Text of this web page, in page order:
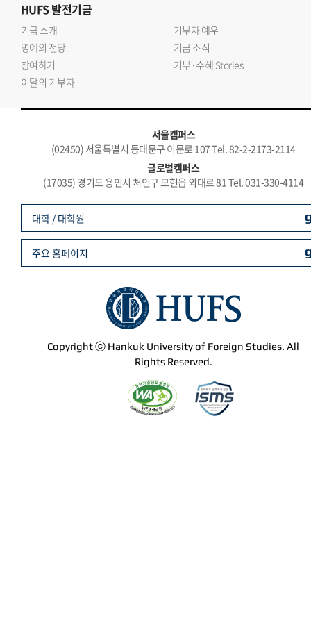
HUFS발전기금
기금 소개
기부자 예우
명예의 전당
기금 소식
참여하기
기부·수혜 Stories
이달의 기부자
서울캠퍼스
(02450) 서울특별시 동대문구 이문로 107 Tel. 82-2-2173-2114
글로벌캠퍼스
(17035) 경기도 용인시 처인구 모현읍 외대로 81 Tel. 031-330-4114
Copyright ⓒ Hankuk University of Foreign Studies. All
Rights Reserved.
대학 / 대학원
주요 홈페이지